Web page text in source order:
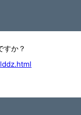
すか？